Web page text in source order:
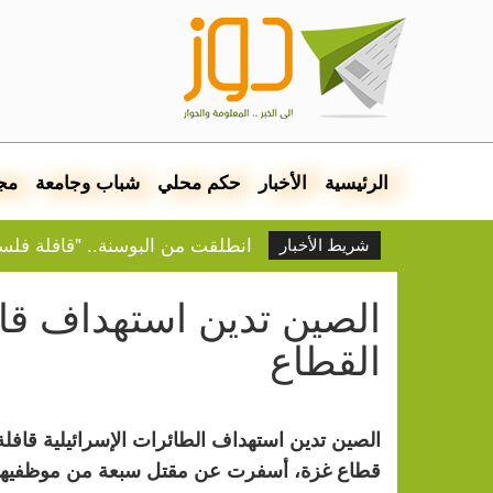
الرئيسية الأخبار حكم محلي شباب وجامعة
شريط الأخبار انطلقت من البوسنة.. "قافلة
بـ24 مليون يورو.. فينيسيوس مع ريال مدريد 6 أعوام أخرى
اليونسكو تدرج 3 مواقع عربية على قائمة التراث المهدد
إخطار باقتلاع أشجار من 310 دونمات جنوب جنين
الصيدليات المناوبة في نابلس
سوريا: إسرائيل تقصف في ريف
اليونيسف: مقتل 300 طفل على الأقل بغزة منذ وقف إطلاق النار
الصين تدين استهداف
القطاع
الصين تدين استهداف الطائرات الإسرائيلية
قطاع غزة، أسفرت عن مقتل سبعة من